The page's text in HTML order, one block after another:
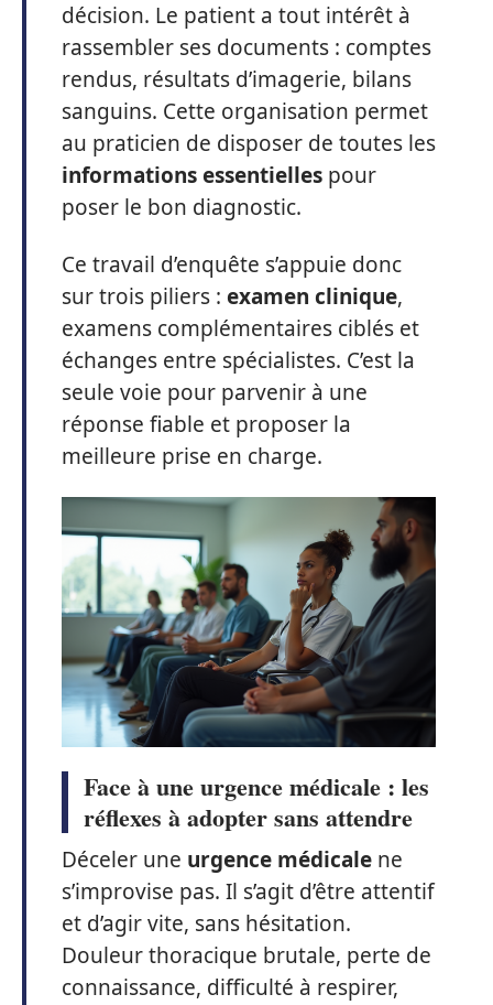
décision. Le patient a tout intérêt à
rassembler ses documents : comptes
rendus, résultats d’imagerie, bilans
sanguins. Cette organisation permet
au praticien de disposer de toutes les
informations essentielles pour
poser le bon diagnostic.
Ce travail d’enquête s’appuie donc
sur trois piliers : examen clinique,
examens complémentaires ciblés et
échanges entre spécialistes. C’est la
seule voie pour parvenir à une
réponse fiable et proposer la
meilleure prise en charge.
Face à une urgence médicale : les
réflexes à adopter sans attendre
Déceler une urgence médicale ne
s’improvise pas. Il s’agit d’être attentif
et d’agir vite, sans hésitation.
Douleur thoracique brutale, perte de
connaissance, difficulté à respirer,